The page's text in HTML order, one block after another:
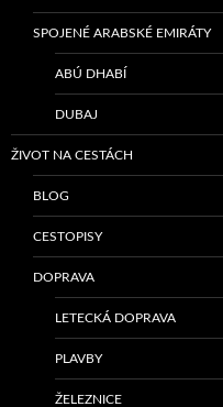
SPOJENÉ ARABSKÉ EMIRÁTY
ABÚ DHABÍ
DUBAJ
ŽIVOT NA CESTÁCH
BLOG
CESTOPISY
DOPRAVA
LETECKÁ DOPRAVA
PLAVBY
ŽELEZNICE